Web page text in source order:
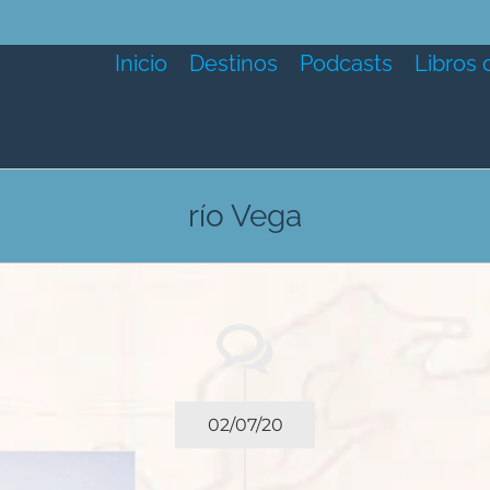
Inicio Destinos Podcasts Libros
río Vega
02/07/20